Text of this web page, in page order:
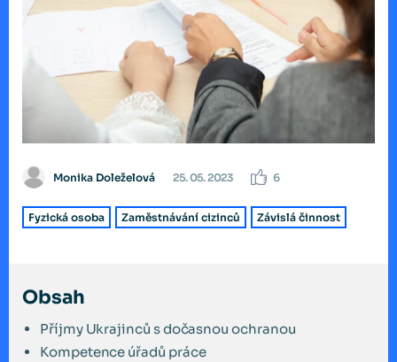
Monika Doleželová 25. 05. 2023 6
Fyzická osoba Zaměstnávání cizinců Závislá činnost
Obsah
Příjmy Ukrajinců s dočasnou ochranou
Kompetence úřadů práce